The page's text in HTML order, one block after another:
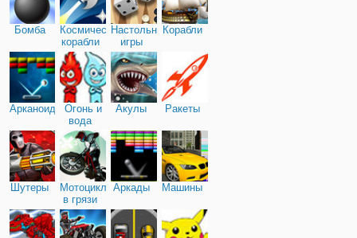
Бомба
Космические
корабли
Настольные
игры
Корабли
Арканоид
Огонь и
вода
Акулы Ракеты
Шутеры
Мотоциклы
в грязи
Аркады Машины